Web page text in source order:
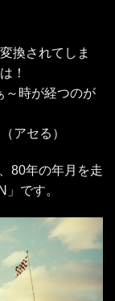
換されてしま
！
～時が経つのが
アセる）
80年の年月を走
です。